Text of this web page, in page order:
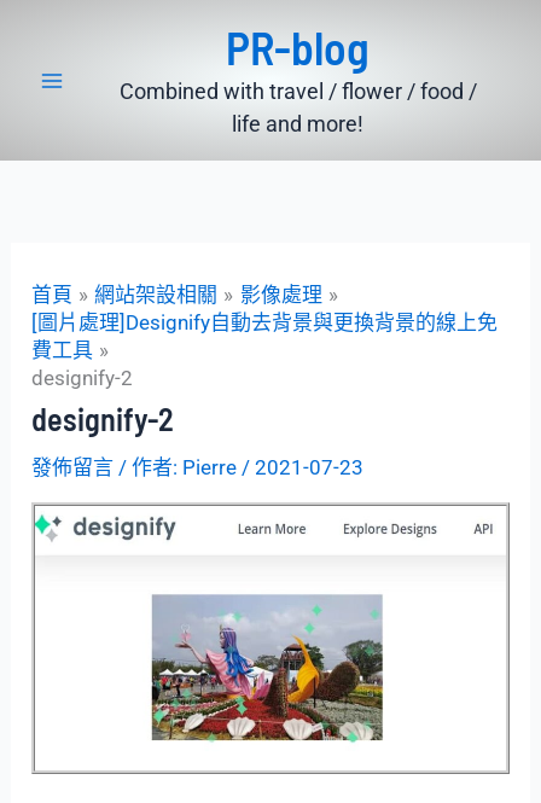
PR-blog
Combined with travel / flower / food /
life and more!
首頁 網站架設相關
影像處理
[圖片處理]Designify自動去背景與更換背景的線上免
費工具
designify-2
designify-2
發佈留言 / 作者: Pierre /2021-07-23